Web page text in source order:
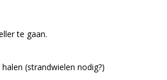
te gaan.
(strandwielen nodig?)